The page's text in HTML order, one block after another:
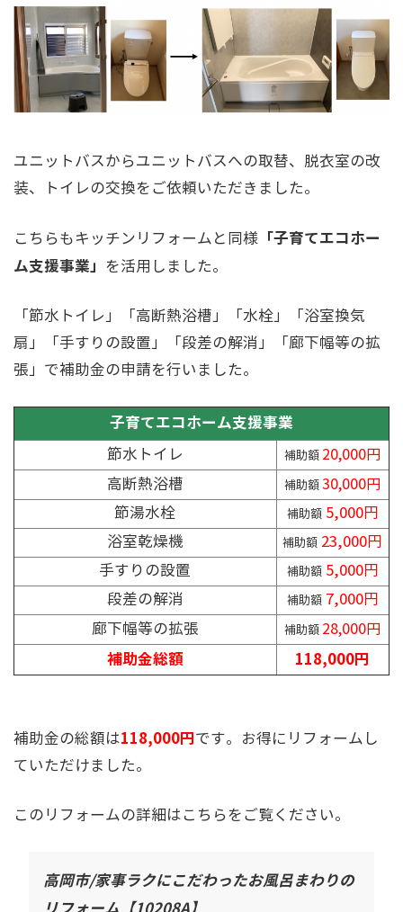
ユニットバスからユニットバスへの取替、脱衣室の改
装、トイレの交換をご依頼いただきました。
こちらもキッチンリフォームと同様「子育てエコホー
ム支援事業」
を活用しました。
「節水トイレ」「高断熱浴槽」「水栓」「浴室換気
扇」「手すりの設置」「段差の解消」「廊下幅等の拡
張」で補助金の申請を行いました。
子育てエコホーム支援事業
節水トイレ 補助額 20,000円
高断熱浴槽 補助額30,000円
節湯水栓 補助額 5,000円
浴室乾燥機
補助額 23,000円
手すりの設置
補助額 5,000円
段差の解消
補助額 7,000円
廊下幅等の拡張
補助額 28,000円
補助金総額 118,000円
補助金の総額は118,000円です。お得にリフォームし
ていただけました。
このリフォームの詳細はこちらをご覧ください。
高岡市/家事ラクにこだわったお風呂まわりの